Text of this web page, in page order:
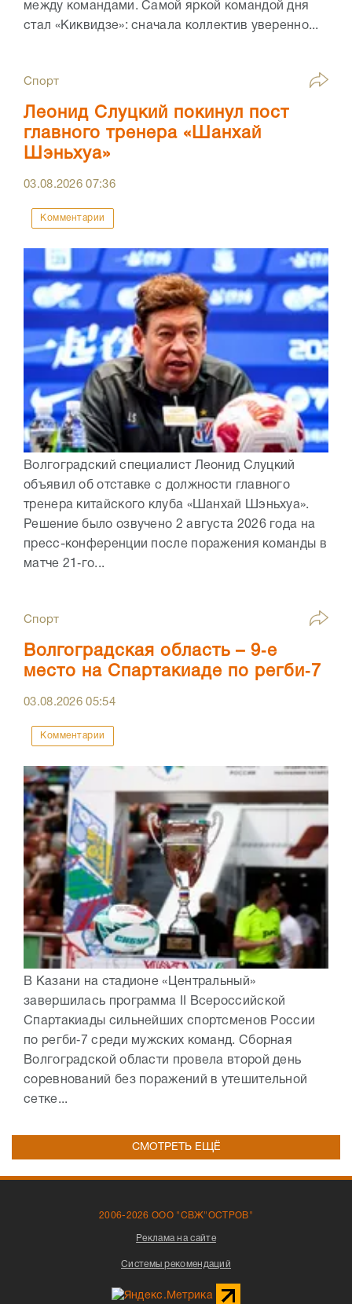
между командами. Самой яркой командой дня
стал «Киквидзе»: сначала коллектив уверенно...
Спорт
Леонид Слуцкий покинул пост
главного тренера «Шанхай
Шэньхуа»
03.08.202607:36
Комментарии
Волгоградский специалист Леонид Слуцкий
объявил об отставке с должности главного
тренера китайского клуба «Шанхай Шэньхуа».
Решение было озвучено 2 августа 2026 года на
пресс-конференции после поражения команды в
матче 21‑го...
Спорт
Волгоградская область – 9‑е
место на Спартакиаде по регби‑7
03.08.202605:54
Комментарии
В Казани на стадионе «Центральный»
завершилась программа II Всероссийской
Спартакиады сильнейших спортсменов России
по регби‑7 среди мужских команд. Сборная
Волгоградской области провела второй день
соревнований без поражений в утешительной
сетке...
СМОТРЕТЬ ЕЩЁ
2006-2026 ООО "СВЖ"ОСТРОВ"
Реклама на сайте
Системы рекомендаций